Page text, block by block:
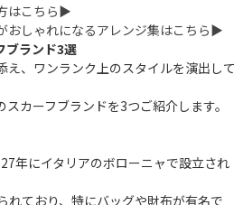
はこちら▶︎
おしゃれになるアレンジ集はこちら▶︎
ブランド3選
え、ワンランク上のスタイルを演出して
カーフブランドを3つご紹介します。
年にイタリアのボローニャで設立され
ており、特にバッグや財布が有名で